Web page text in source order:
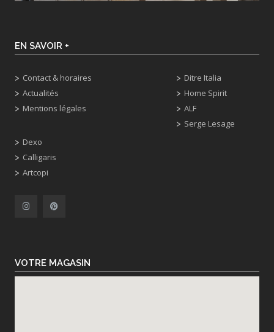
EN SAVOIR +
Contact & horaires
Actualités
Mentions légales
Dexo
Calligaris
Artcopi
Ditre Italia
Home Spirit
ALF
Serge Lesage
VOTRE MAGASIN